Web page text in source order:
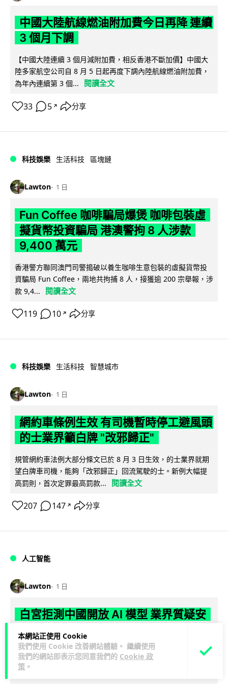
本網站正使用 Cookie
我們使用 Cookie 改善網站體驗。 繼續使用
我們的網站即表示您同意我們的 Cookie 政
策 。
中國大陸航線燃油附加費今日再降 連續
3 個月下調
【中國大陸連續 3 個月減附加費，相反香港不斷加價】中國大
陸多家航空公司自 8 月 5 日起再度下調內陸航線燃油附加費，
為年內連續第 3 個...
閱讀全文
33 5 ↗ 分享
科技娛樂 生活科技 區塊鏈
Lawton 1 日
Fun Coffee 咖啡騙局爆煲 咖啡包裝虛
擬貨幣投資騙局 港澳警拘 8 人涉款
9,400 萬元
香港警方聯同澳門司警搗破以養生咖啡生意包裝的虛擬貨幣投
資騙局 Fun Coffee，兩地共拘捕 8 人，接獲逾 200 宗舉報，涉
款 9,4...
閱讀全文
119 10 ↗ 分享
科技娛樂 生活科技 智慧城市
Lawton 1 日
網約車條例生效 有司機暫時停工避風頭
的士業界籲白牌 "改邪歸正"
規管網約車法例大部分條文已於 8 月 3 日生效，的士業界就期
望白牌車司機，能夠「改邪歸正」回流駕駛的士。新例大幅提
高罰則，首次定罪最高罰款...
閱讀全文
207 147 ↗ 分享
人工智能
Lawton 1 日
白宮拒測中國開放 AI 模型 業界質疑安
全框架選擇性執行
彭博社報道，白宮通知美國頂尖 AI 公司，中國開發的開放權重
模型將不納入特朗普政府新 AI 安全框架的測試範圍。美國業界